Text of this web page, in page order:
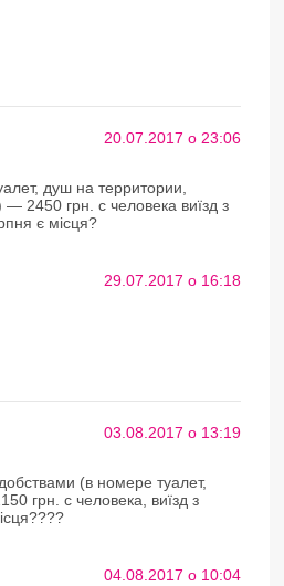
20.07.2017 о 23:06
душ на территории,
2450 грн. с человека виїзд з
є місця?
29.07.2017 о 16:18
03.08.2017 о 13:19
(в номере туалет,
грн. с человека, виїзд з
04.08.2017 о 10:04